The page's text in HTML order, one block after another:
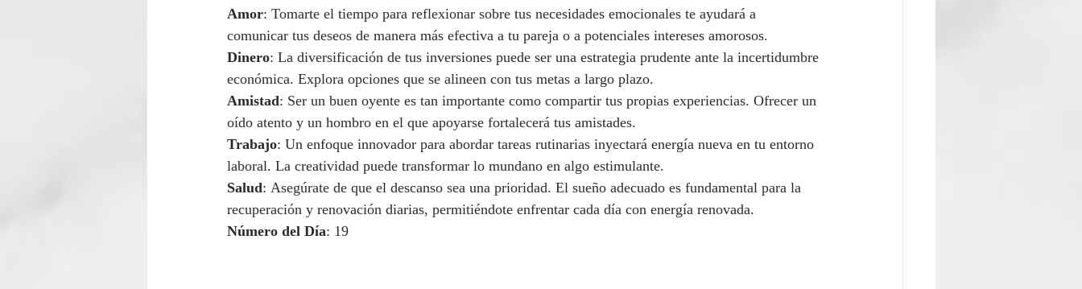
Amor: Tomarte el tiempo para reflexionar sobre tus necesidades emocionales te ayudará a
comunicar tus deseos de manera más efectiva a tu pareja o a potenciales intereses amorosos.
Dinero: La diversificación de tus inversiones puede ser una estrategia prudente ante la incertidumbre
económica. Explora opciones que se alineen con tus metas a largo plazo.
Amistad: Ser un buen oyente es tan importante como compartir tus propias experiencias. Ofrecer un
oído atento y un hombro en el que apoyarse fortalecerá tus amistades.
Trabajo: Un enfoque innovador para abordar tareas rutinarias inyectará energía nueva en tu entorno
laboral. La creatividad puede transformar lo mundano en algo estimulante.
Salud: Asegúrate de que el descanso sea una prioridad. El sueño adecuado es fundamental para la
recuperación y renovación diarias, permitiéndote enfrentar cada día con energía renovada.
Número del Día: 19